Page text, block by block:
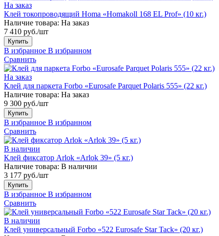
На заказ
Клей токопроводящий Homa «Homakoll 168 EL Prof» (10 кг.)
Наличие товара: На заказ
7 410 руб./шт
Купить
В избранное В избранном
Сравнить
На заказ
Клей для паркета Forbo «Eurosafe Parquet Polaris 555» (22 кг.)
Наличие товара: На заказ
9 300 руб./шт
Купить
В избранное В избранном
Сравнить
В наличии
Клей фиксатор Arlok «Arlok 39» (5 кг.)
Наличие товара: В наличии
3 177 руб./шт
Купить
В избранное В избранном
Сравнить
В наличии
Клей универсальный Forbo «522 Eurosafe Star Tack» (20 кг.)